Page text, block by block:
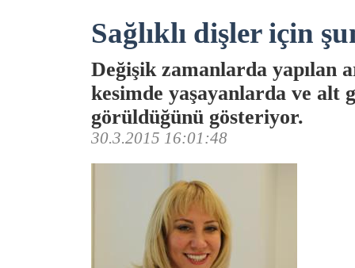
Sağlıklı dişler için
Değişik zamanlarda yapılan
kesimde yaşayanlarda ve alt
görüldüğünü gösteriyor.
30.3.2015 16:01:48